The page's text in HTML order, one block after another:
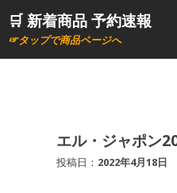
ン🛒 新着商品 予約速報
☞タップで商品ページへ
エル・ジャポン
投稿日： 2022年4月18日